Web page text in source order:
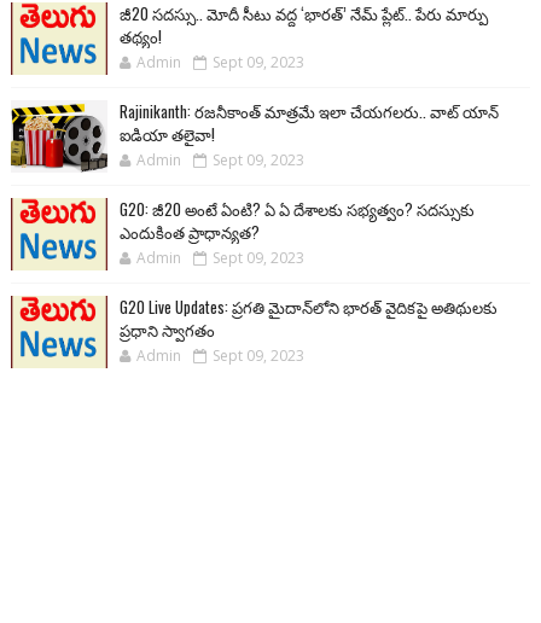
జీ20 సదస్సు.. మోదీ సీటు వద్ద ‘భారత్’ నేమ్ ప్లేట్‌.. పేరు మార్పు
తథ్యం!
Admin Sept 09, 2023
Rajinikanth: రజనీకాంత్ మాత్రమే ఇలా చేయగలరు.. వాట్ యాన్
ఐడియా తలైవా!
Admin Sept 09, 2023
G20: జీ20 అంటే ఏంటి? ఏ ఏ దేశాలకు సభ్యత్వం? సదస్సుకు
ఎందుకింత ప్రాధాన్యత?
Admin Sept 09, 2023
G20 Live Updates: ప్రగతి మైదాన్‌లోని భారత్ వైదికపై అతిథులకు
ప్రధాని స్వాగతం
Admin Sept 09, 2023